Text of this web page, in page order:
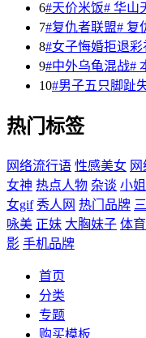
6#天价米饭# 华山
7#复仇者联盟# 复
8#女子悔婚拒退彩
9#中外乌龟混战#
10#男子五只脚趾
热门标签
网络流行语 性感美女
女神 热点人物 杂谈 小
女gif 秀人网 热门品牌
咏美 正妹 大胸妹子 体
影 手机品牌
首页
分类
专题
购买模板